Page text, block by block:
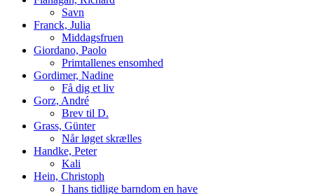
Savn
Franck, Julia
Middagsfruen
Giordano, Paolo
Primtallenes ensomhed
Gordimer, Nadine
Få dig et liv
Gorz, André
Brev til D.
Grass, Günter
Når løget skrælles
Handke, Peter
Kali
Hein, Christoph
I hans tidlige barndom en have